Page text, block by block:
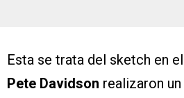
Esta se trata del sketch en
Pete Davidson realizaron